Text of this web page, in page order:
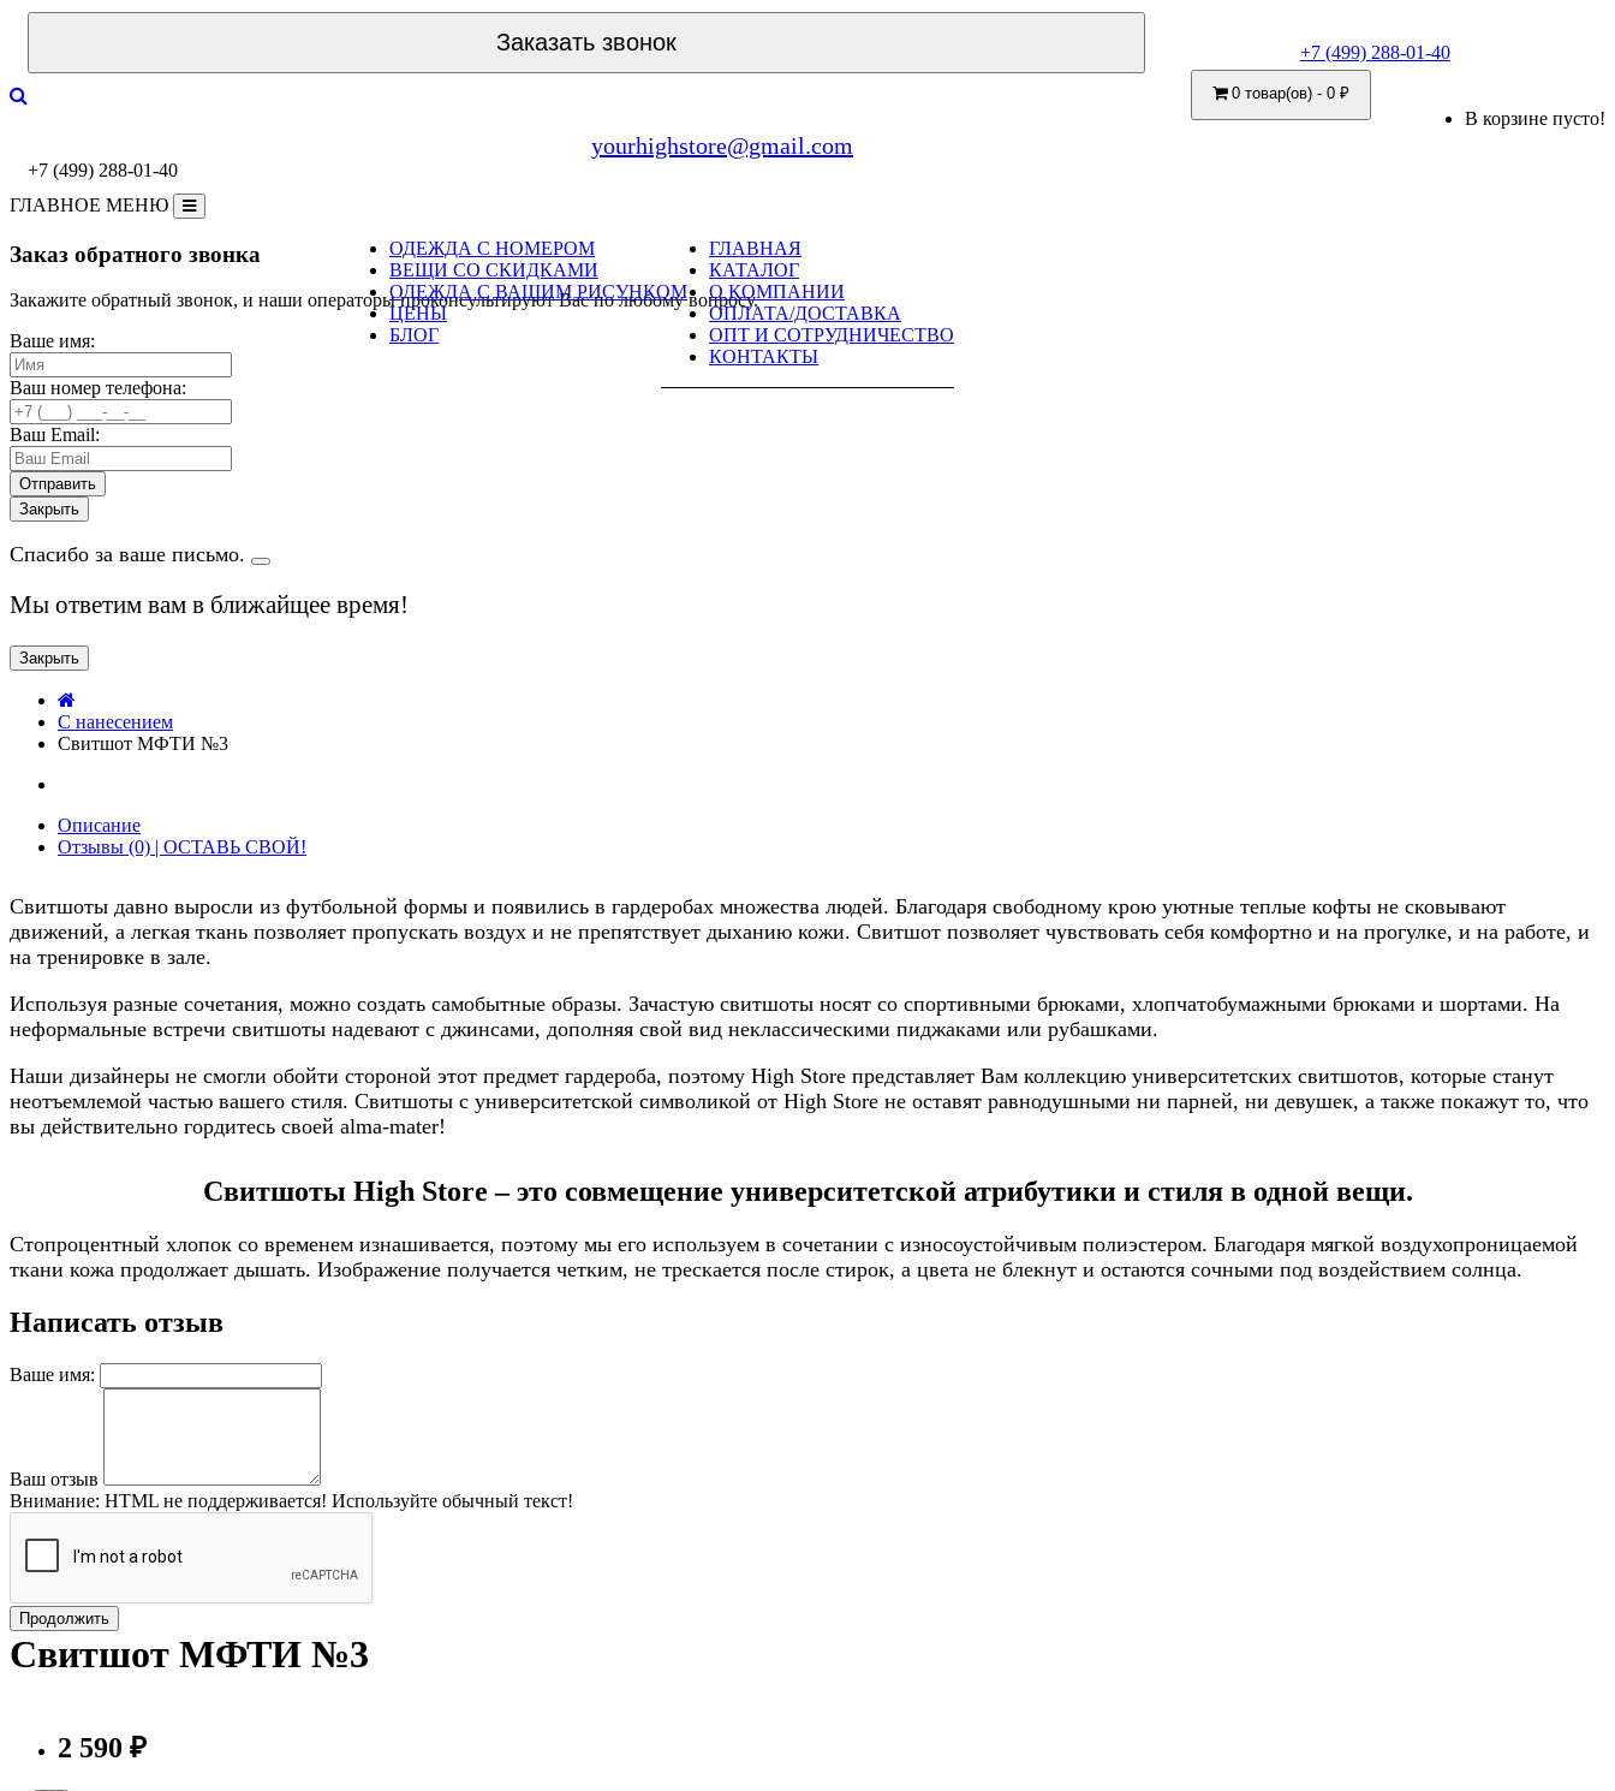
Заказать звонок +7 (499) 288-01-40
0 товар(ов) - 0 ₽
В корзине пусто!
yourhighstore@gmail.com
+7 (499) 288-01-40
ГЛАВНОЕ МЕНЮ
ГЛАВНАЯ
КАТАЛОГ
О КОМПАНИИ
ОПЛАТА/ДОСТАВКА
ОПТ И СОТРУДНИЧЕСТВО
КОНТАКТЫ
ОДЕЖДА С НОМЕРОМ
ВЕЩИ СО СКИДКАМИ
ОДЕЖДА С ВАШИМ РИСУНКОМ
ЦЕНЫ
БЛОГ
Заказ обратного звонка
Закажите обратный звонок, и наши операторы проконсультируют Вас по любому вопросу.
Ваше имя:
Ваш номер телефона:
Ваш Email:
Закрыть
Спасибо за ваше письмо.
Мы ответим вам в ближайщее время!
Закрыть
C нанесением
Свитшот МФТИ №3
Описание
Отзывы (0) | ОСТАВЬ СВОЙ!
Свитшоты давно выросли из футбольной формы и появились в гардеробах множества людей. Благодаря свободному крою уютные теплые кофты не сковывают
движений, а легкая ткань позволяет пропускать воздух и не препятствует дыханию кожи. Свитшот позволяет чувствовать себя комфортно и на прогулке, и на работе, и
на тренировке в зале.
Используя разные сочетания, можно создать самобытные образы. Зачастую свитшоты носят со спортивными брюками, хлопчатобумажными брюками и шортами. На
неформальные встречи свитшоты надевают с джинсами, дополняя свой вид неклассическими пиджаками или рубашками.
Наши дизайнеры не смогли обойти стороной этот предмет гардероба, поэтому High Store представляет Вам коллекцию университетских свитшотов, которые станут
неотъемлемой частью вашего стиля. Свитшоты с университетской символикой от High Store не оставят равнодушными ни парней, ни девушек, а также покажут то, что
вы действительно гордитесь своей alma-mater!
Свитшоты High Store – это совмещение университетской атрибутики и стиля в одной вещи.
Стопроцентный хлопок со временем изнашивается, поэтому мы его используем в сочетании с износоустойчивым полиэстером. Благодаря мягкой воздухопроницаемой
ткани кожа продолжает дышать. Изображение получается четким, не трескается после стирок, а цвета не блекнут и остаются сочными под воздействием солнца.
Написать отзыв
Ваше имя:
Ваш отзыв
Внимание: HTML не поддерживается! Используйте обычный текст!
Продолжить
Свитшот МФТИ №3
2 590 ₽